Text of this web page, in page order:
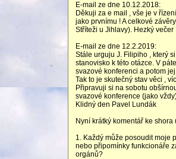
E-mail ze dne 10.12.2018:
Děkuji za e mail , vše je v
jako prvnímu ! A celkové
Stříteži u Jihlavy). Hezký
E-mail ze dne 12.2.2019:
Stále urguju J. Filipiho , který
stanovisko k této otázce. V
svazové konferenci a potom
Tak to je skutečný stav věci ,
Připravuji si na sobotu
svazové konference (jako
Klidný den Pavel Lundák
Nyní krátký komentář ke shora
1. Každý může posoudit moje
nebo připomínky funkcionáře
orgánů?